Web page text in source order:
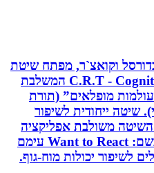
וקואצ`ר, מפתח שיטת
C.R.T - Cognitive Reaction Training המשלבת
מופלאים” (תורת
ייחודית לשיפור
משולבת אפליקציה
ייחודית וערכה ייעודיות בשם: Want to React עימם
יכולות מוח-גוף.